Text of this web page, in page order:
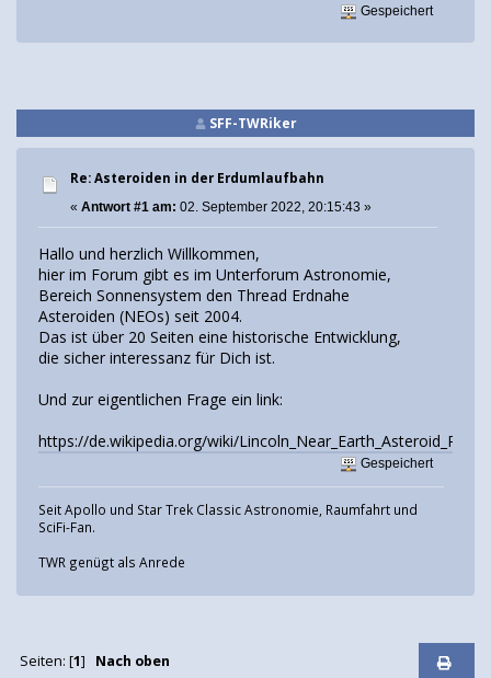
Gespeichert
SFF-TWRiker
Re: Asteroiden in der Erdumlaufbahn
« Antwort #1 am: 02. September 2022, 20:15:43 »
Hallo und herzlich Willkommen,
hier im Forum gibt es im Unterforum Astronomie,
Bereich Sonnensystem den Thread Erdnahe
Asteroiden (NEOs) seit 2004.
Das ist über 20 Seiten eine historische Entwicklung,
die sicher interessanz für Dich ist.
Und zur eigentlichen Frage ein link:
https://de.wikipedia.org/wiki/
Gespeichert
Seit Apollo und Star Trek Classic Astronomie, Raumfahrt und
SciFi-Fan.
TWR genügt als Anrede
Seiten: [1] Nach oben